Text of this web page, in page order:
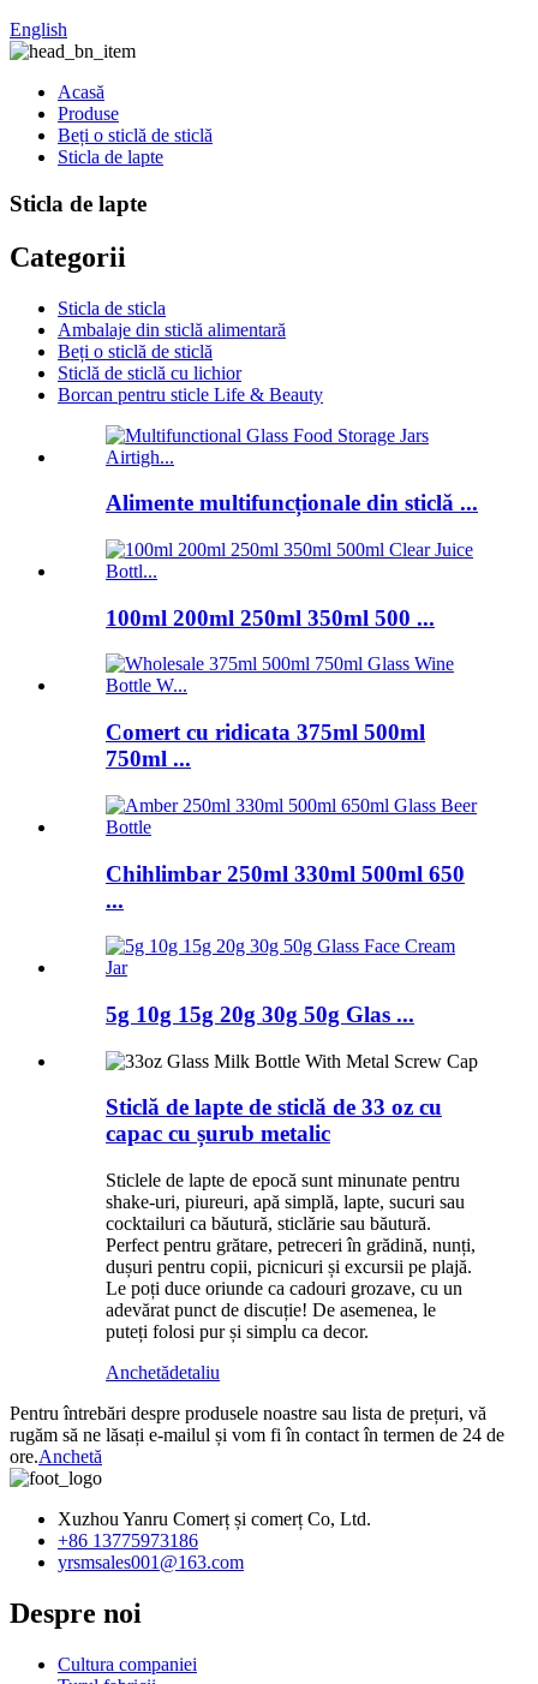
English
Acasă
Produse
Beți o sticlă de sticlă
Sticla de lapte
Sticla de lapte
Categorii
Sticla de sticla
Ambalaje din sticlă alimentară
Beți o sticlă de sticlă
Sticlă de sticlă cu lichior
Borcan pentru sticle Life & Beauty
Alimente multifuncționale din sticlă ...
100ml 200ml 250ml 350ml 500 ...
Comert cu ridicata 375ml 500ml
750ml ...
Chihlimbar 250ml 330ml 500ml 650
...
5g 10g 15g 20g 30g 50g Glas ...
Sticlă de lapte de sticlă de 33 oz cu
capac cu șurub metalic
Sticlele de lapte de epocă sunt minunate pentru
shake-uri, piureuri, apă simplă, lapte, sucuri sau
cocktailuri ca băutură, sticlărie sau băutură.
Perfect pentru grătare, petreceri în grădină, nunți,
dușuri pentru copii, picnicuri și excursii pe plajă.
Le poți duce oriunde ca cadouri grozave, cu un
adevărat punct de discuție! De asemenea, le
puteți folosi pur și simplu ca decor.
Anchetădetaliu
Pentru întrebări despre produsele noastre sau lista de prețuri, vă
rugăm să ne lăsați e-mailul și vom fi în contact în termen de 24 de
ore.Anchetă
Xuzhou Yanru Comerț și comerț Co, Ltd.
+86 13775973186
yrsmsales001@163.com
Despre noi
Cultura companiei